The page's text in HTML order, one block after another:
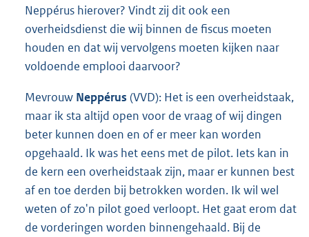
Neppérus hierover? Vindt zij dit ook een
overheidsdienst die wij binnen de fiscus moeten
houden en dat wij vervolgens moeten kijken naar
voldoende emplooi daarvoor?
Mevrouw Neppérus (VVD): Het is een overheidstaak,
maar ik sta altijd open voor de vraag of wij dingen
beter kunnen doen en of er meer kan worden
opgehaald. Ik was het eens met de pilot. Iets kan in
de kern een overheidstaak zijn, maar er kunnen best
af en toe derden bij betrokken worden. Ik wil wel
weten of zo'n pilot goed verloopt. Het gaat erom dat
de vorderingen worden binnengehaald. Bij de